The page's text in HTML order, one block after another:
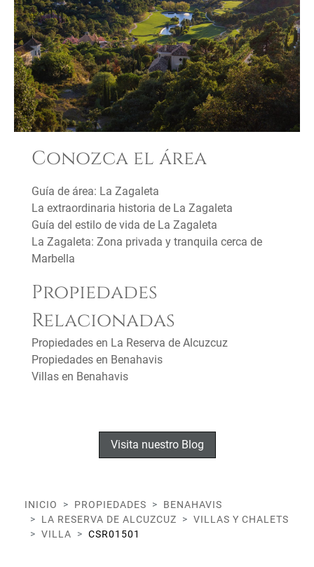
Conozca el área
Guía de área: La Zagaleta
La extraordinaria historia de La Zagaleta
Guía del estilo de vida de La Zagaleta
La Zagaleta: Zona privada y tranquila cerca de
Marbella
Propiedades
Relacionadas
Propiedades en La Reserva de Alcuzcuz
Propiedades en Benahavis
Villas en Benahavis
Visita nuestro Blog
INICIO PROPIEDADES
BENAHAVIS
LA RESERVA DE ALCUZCUZ
VILLAS Y CHALETS
VILLA
CSR01501